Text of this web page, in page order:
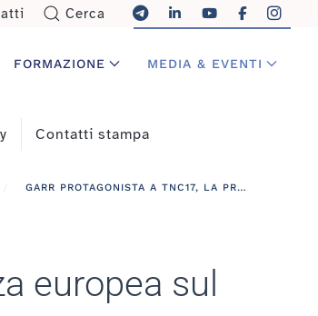
Cerca
FORMAZIONE MEDIA & EVENTI
Contatti stampa
GARR PROTAGONISTA A TNC17, LA PRESTIGIOSA CONFERENZA EUROPEA SUL NETWORKING
europea sul